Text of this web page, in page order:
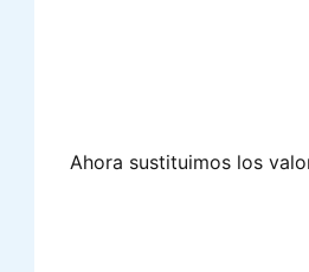
Ahora sustituimos los